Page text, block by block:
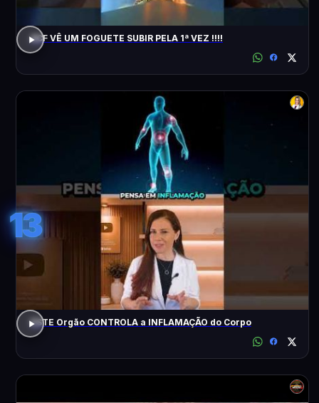
ACF VÊ UM FOGUETE SUBIR PELA 1ª VEZ !!!!
13
ESTE Orgão CONTROLA a INFLAMAÇÃO do Corpo